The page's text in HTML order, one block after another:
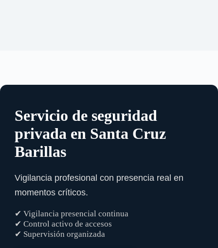
Servicio de seguridad
privada en Santa Cruz
Barillas
Vigilancia profesional con presencia real en
momentos críticos.
✔ Vigilancia presencial continua
✔ Control activo de accesos
✔ Supervisión organizada